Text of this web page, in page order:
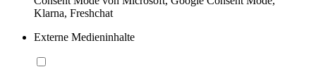
Klarna, Freshchat
Externe Medieninhalte